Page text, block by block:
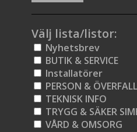
Välj lista/listor:
Nyhetsbrev
BUTIK & SERVICE
Installatörer
PERSON &
TEKNISK INFO
TRYGG & SÄKER
VÅRD & OMSORG